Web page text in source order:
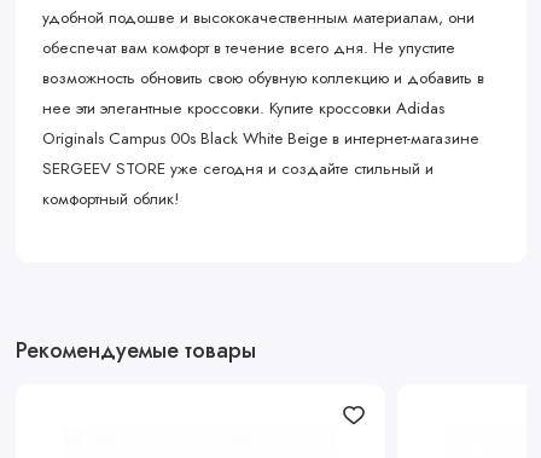
удобной подошве и высококачественным материалам, они
обеспечат вам комфорт в течение всего дня. Не упустите
возможность обновить свою обувную коллекцию и добавить в
нее эти элегантные кроссовки. Купите кроссовки Adidas
Originals Campus 00s Black White Beige в интернет-магазине
SERGEEV STORE уже сегодня и создайте стильный и
комфортный облик!
Рекомендуемые товары